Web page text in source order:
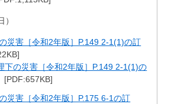
）
災害［令和2年版］P.149 2-1(1)の訂
下の災害［令和2年版］P.149 2-1(1)の
[PDF:657KB]
災害［令和2年版］P.175 6-1の訂